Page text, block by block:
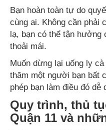
Bạn hoàn toàn tự do
cùng ai. Không cần phải
lạ, bạn có thể tận
thoải mái.
Muốn dừng lại uống ly
thăm một người bạn bất
phép bạn làm điều đó dễ
Quy trình, thủ
Quận 11 và